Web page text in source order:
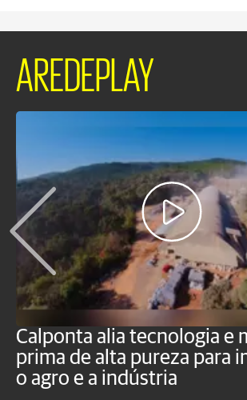
AREDEPLAY
Calponta alia tecnologia e
prima de alta pureza para
o agro e a indústria